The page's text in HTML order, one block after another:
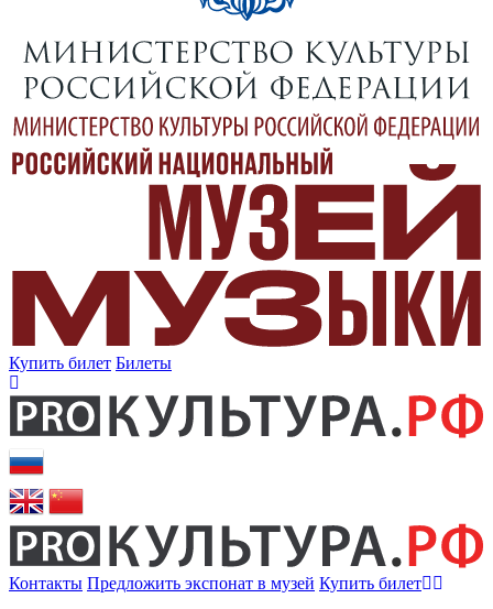
Купить билет Билеты
Контакты Предложить экспонат в музей Купить билет